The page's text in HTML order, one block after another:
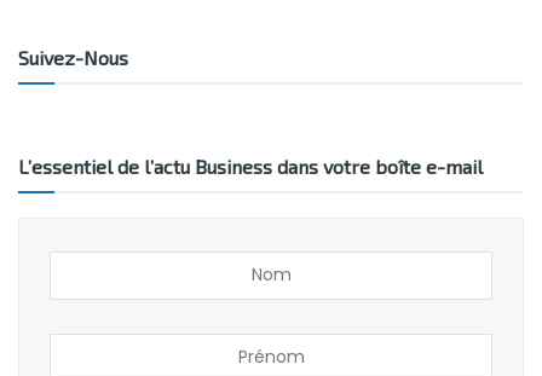
Suivez-Nous
L’essentiel de l’actu Business dans votre boîte e-mail